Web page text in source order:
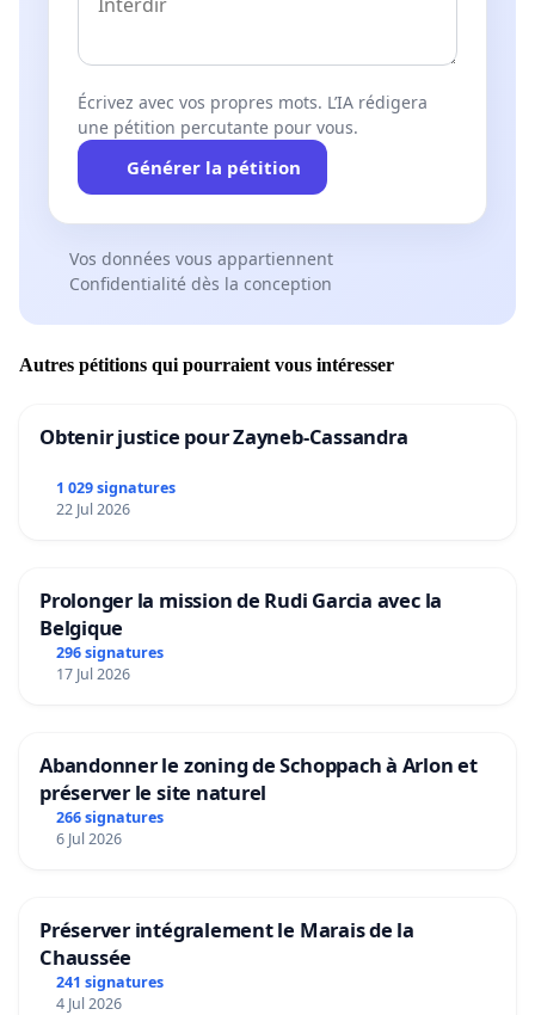
Écrivez avec vos propres mots. L’IA rédigera
une pétition percutante pour vous.
Générer la pétition
Vos données vous appartiennent
Confidentialité dès la conception
Autres pétitions qui pourraient vous intéresser
Obtenir justice pour Zayneb-Cassandra
1 029 signatures
22 Jul 2026
Prolonger la mission de Rudi Garcia avec la
Belgique
296 signatures
17 Jul 2026
Abandonner le zoning de Schoppach à Arlon et
préserver le site naturel
266 signatures
6 Jul 2026
Préserver intégralement le Marais de la
Chaussée
241 signatures
4 Jul 2026